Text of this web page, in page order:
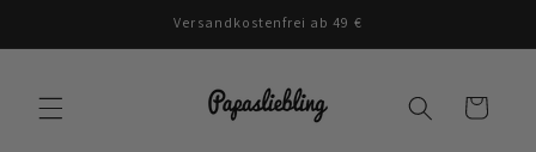
Inhalt
Versandkostenfrei ab 49 €
Warenkorb